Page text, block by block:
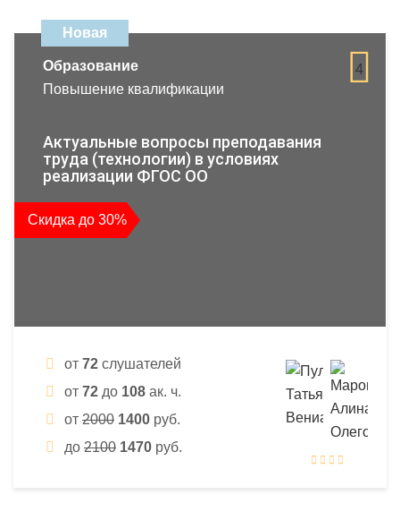
Новая
4
Образование
Повышение квалификации
Актуальные вопросы преподавания
труда (технологии) в условиях
реализации ФГОС ОО
Скидка до 30%
от 72 слушателей
от 72 до 108 ак. ч.
от 2000 1400 руб.
до 2100 1470 руб.